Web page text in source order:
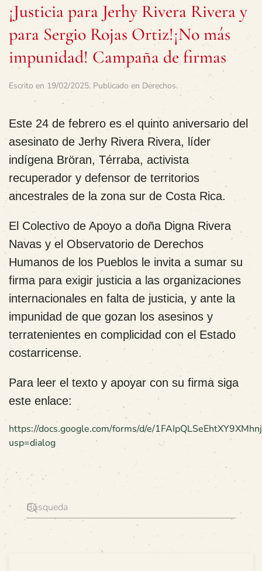
¡Justicia para Jerhy Rivera Rivera y
para Sergio Rojas Ortiz!¡No más
impunidad! Campaña de firmas
Escrito en 19/02/2025. Publicado en Derechos.
Este 24 de febrero es el quinto aniversario del
asesinato de Jerhy Rivera Rivera, líder
indígena Bröran, Térraba, activista
recuperador y defensor de territorios
ancestrales de la zona sur de Costa Rica.
El Colectivo de Apoyo a doña Digna Rivera
Navas y el Observatorio de Derechos
Humanos de los Pueblos le invita a sumar su
firma para exigir justicia a las organizaciones
internacionales en falta de justicia, y ante la
impunidad de que gozan los asesinos y
terratenientes en complicidad con el Estado
costarricense.
Para leer el texto y apoyar con su firma siga
este enlace:
https://docs.google.com/forms/d/e/
usp=dialog